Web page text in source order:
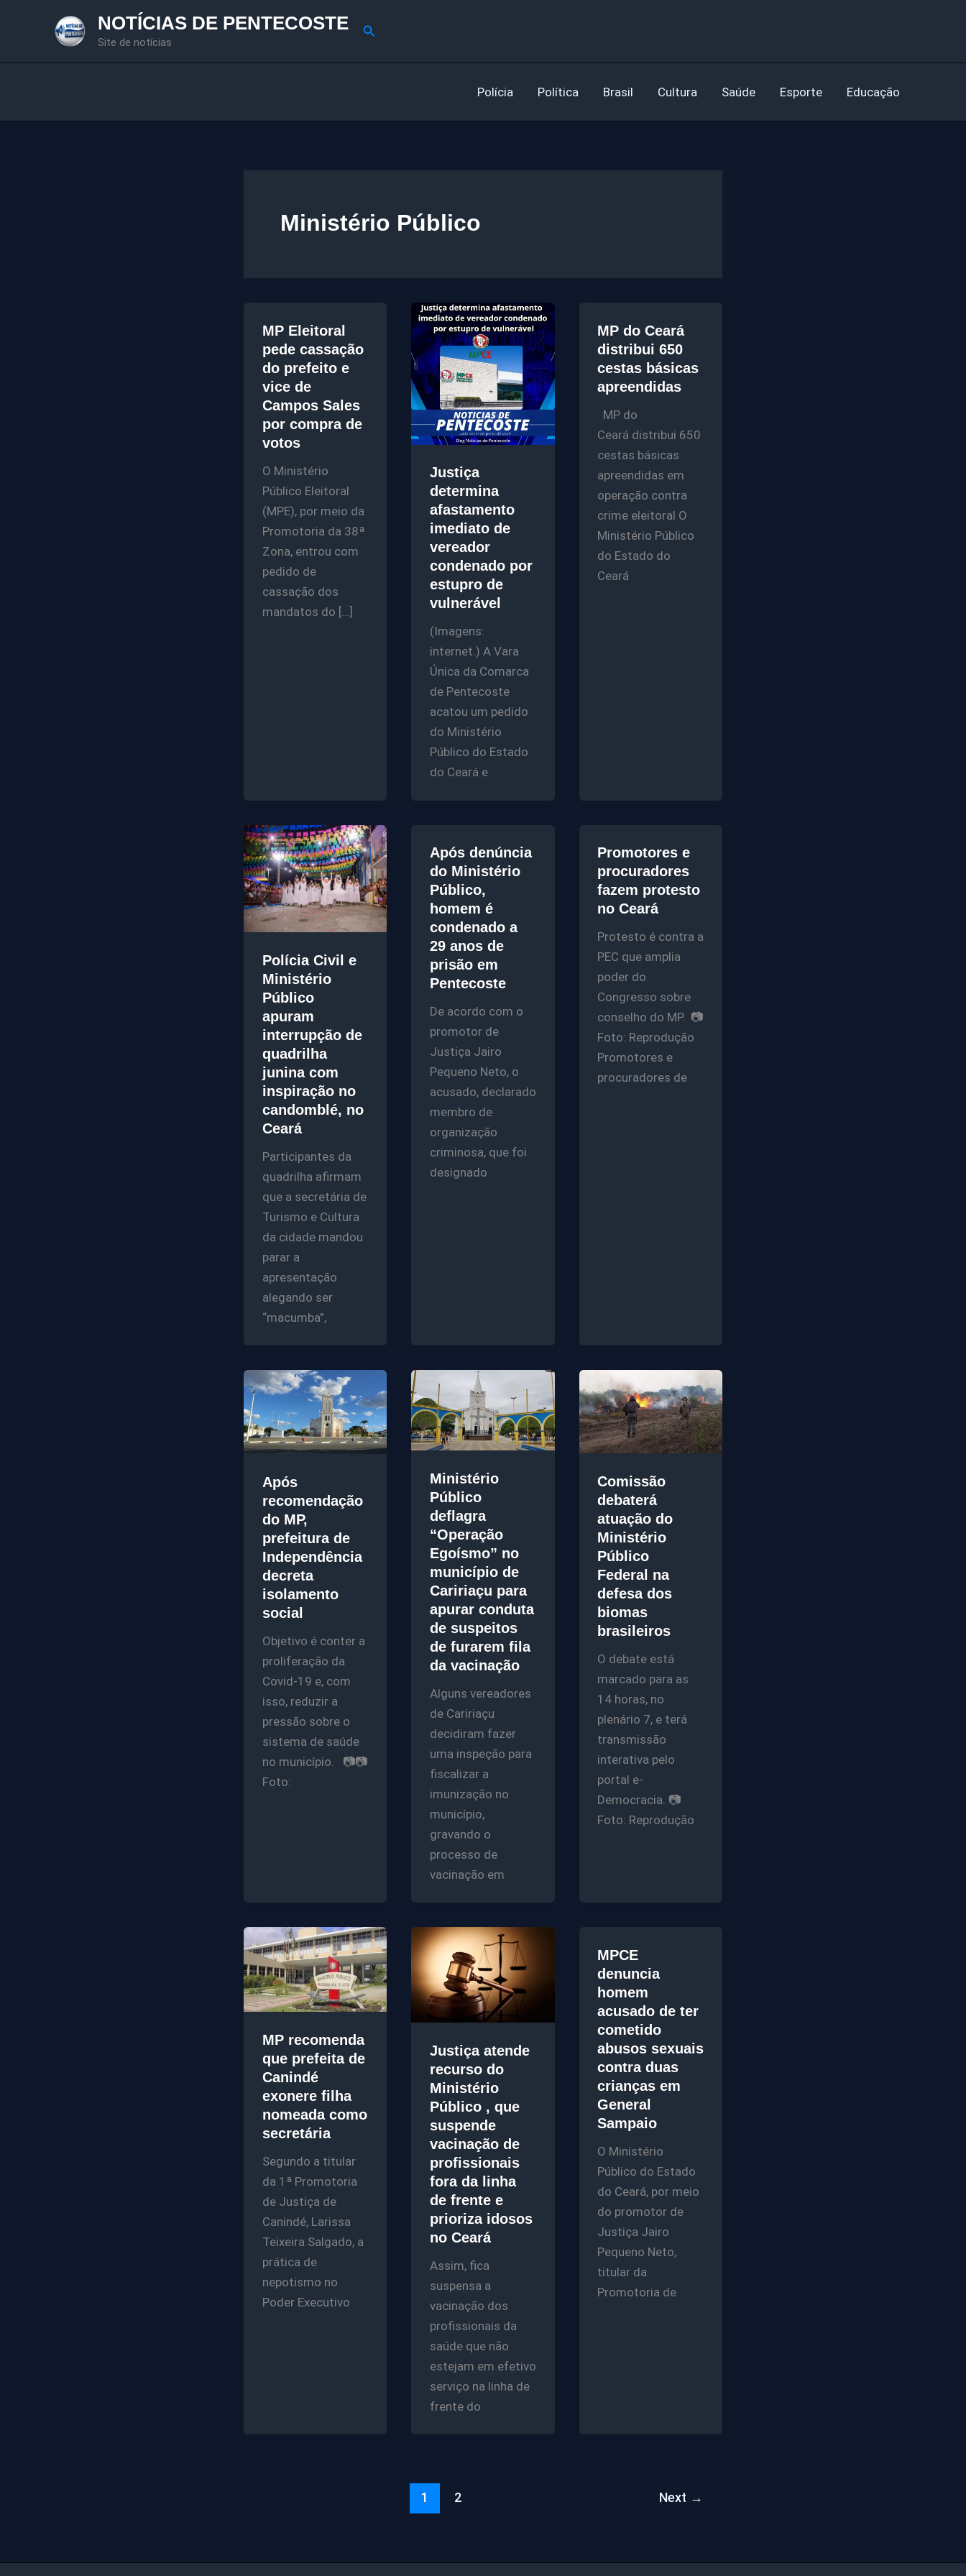
NOTÍCIAS DE PENTECOSTE
Site de notícias
Pesquisar
Polícia Política Brasil Cultura Saúde Esporte Educação
Ministério Público
MP Eleitoral
pede cassação
do prefeito e
vice de
Campos Sales
por compra de
votos
O Ministério
Público Eleitoral
(MPE), por meio da
Promotoria da 38ª
Zona, entrou com
pedido de
cassação dos
mandatos do […]
Justiça
determina
afastamento
imediato de
vereador
condenado por
estupro de
vulnerável
(Imagens:
internet.) A Vara
Única da Comarca
de Pentecoste
acatou um pedido
do Ministério
Público do Estado
do Ceará e
MP do Ceará
distribui 650
cestas básicas
apreendidas
MP do
Ceará distribui 650
cestas básicas
apreendidas em
operação contra
crime eleitoral O
Ministério Público
do Estado do
Ceará
Polícia Civil e
Ministério
Público
apuram
interrupção de
quadrilha
junina com
inspiração no
candomblé, no
Ceará
Participantes da
quadrilha afirmam
que a secretária de
Turismo e Cultura
da cidade mandou
parar a
apresentação
alegando ser
“macumba”,
Após denúncia
do Ministério
Público,
homem é
condenado a
29 anos de
prisão em
Pentecoste
De acordo com o
promotor de
Justiça Jairo
Pequeno Neto, o
acusado, declarado
membro de
organização
criminosa, que foi
designado
Promotores e
procuradores
fazem protesto
no Ceará
Protesto é contra a
PEC que amplia
poder do
Congresso sobre
conselho do MP. 📷
Foto: Reprodução
Promotores e
procuradores de
Após
recomendação
do MP,
prefeitura de
Independência
decreta
isolamento
social
Objetivo é conter a
proliferação da
Covid-19 e, com
isso, reduzir a
pressão sobre o
sistema de saúde
no município. 📷📷
Foto:
Ministério
Público
deflagra
“Operação
Egoísmo” no
município de
Caririaçu para
apurar conduta
de suspeitos
de furarem fila
da vacinação
Alguns vereadores
de Caririaçu
decidiram fazer
uma inspeção para
fiscalizar a
imunização no
município,
gravando o
processo de
vacinação em
Comissão
debaterá
atuação do
Ministério
Público
Federal na
defesa dos
biomas
brasileiros
O debate está
marcado para as
14 horas, no
plenário 7, e terá
transmissão
interativa pelo
portal e-
Democracia. 📷
Foto: Reprodução
MP recomenda
que prefeita de
Canindé
exonere filha
nomeada como
secretária
Segundo a titular
da 1ª Promotoria
de Justiça de
Canindé, Larissa
Teixeira Salgado, a
prática de
nepotismo no
Poder Executivo
Justiça atende
recurso do
Ministério
Público , que
suspende
vacinação de
profissionais
fora da linha
de frente e
prioriza idosos
no Ceará
Assim, fica
suspensa a
vacinação dos
profissionais da
saúde que não
estejam em efetivo
serviço na linha de
frente do
MPCE
denuncia
homem
acusado de ter
cometido
abusos sexuais
contra duas
crianças em
General
Sampaio
O Ministério
Público do Estado
do Ceará, por meio
do promotor de
Justiça Jairo
Pequeno Neto,
titular da
Promotoria de
1 2 Next →